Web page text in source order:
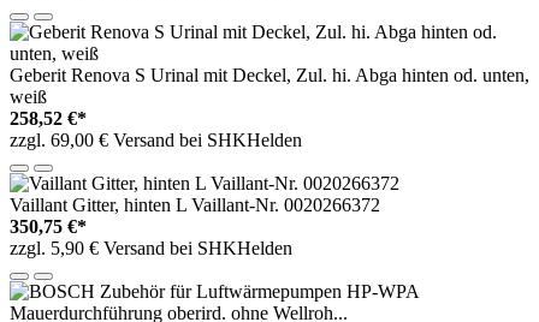
Geberit Renova S Urinal mit Deckel, Zul. hi. Abga hinten od. unten,
weiß
258,52 €*
zzgl. 69,00 € Versand bei SHKHelden
Vaillant Gitter, hinten L Vaillant-Nr. 0020266372
350,75 €*
zzgl. 5,90 € Versand bei SHKHelden